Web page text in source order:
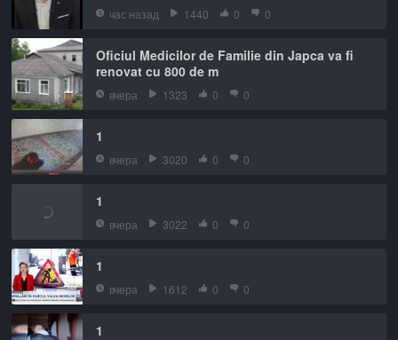
час назад 1440 0 0
Oficiul Medicilor de Familie din Japca va fi
renovat cu 800 de m
вчера 1323 0 0
1
вчера 3020 0 0
1
вчера 3022 0 0
1
вчера 1612 0 0
1